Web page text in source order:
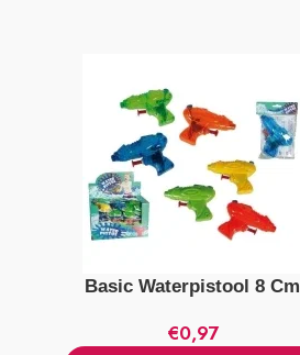
Basic Waterpistool 8 Cm
€0,97